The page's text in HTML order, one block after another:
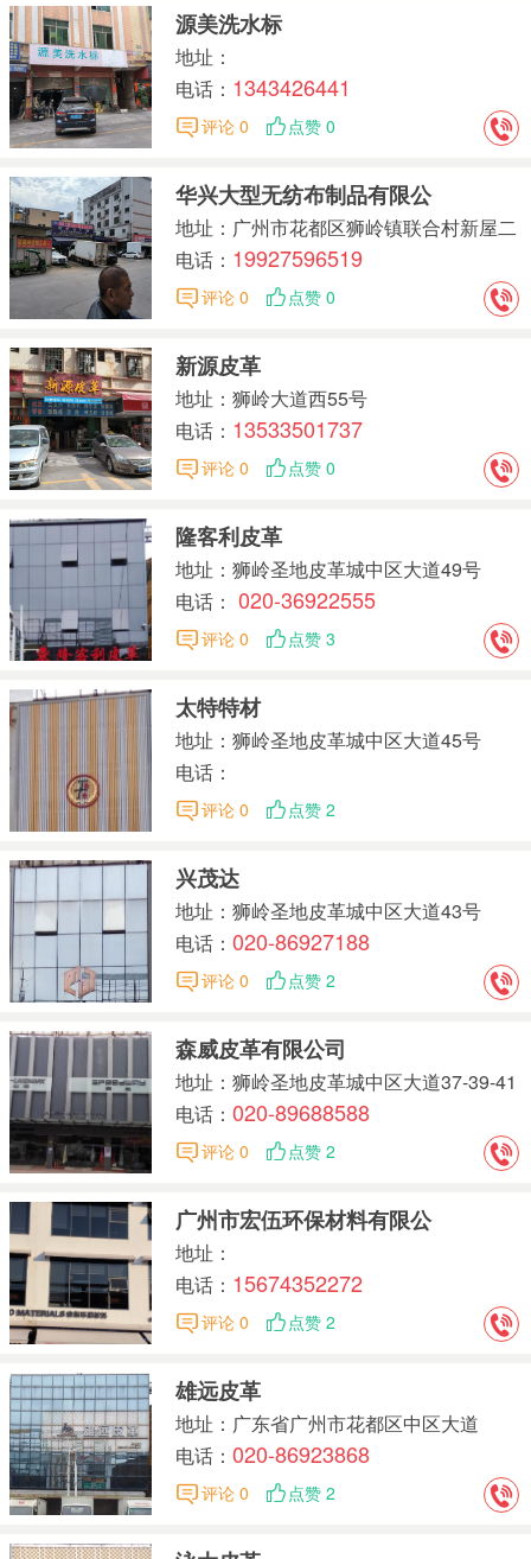
源美洗水标
地址：
电话： 1343426441
评论 0 点赞 0
华兴大型无纺布制品有限公
地址：广州市花都区狮岭镇联合村新屋二
区二号
电话： 19927596519
评论 0 点赞 0
新源皮革
地址：狮岭大道西55号
电话： 13533501737
评论 0 点赞 0
隆客利皮革
地址：狮岭圣地皮革城中区大道49号
电话： 020-36922555
评论 0 点赞 3
太特特材
地址：狮岭圣地皮革城中区大道45号
电话：
评论 0 点赞 2
兴茂达
地址：狮岭圣地皮革城中区大道43号
电话： 020-86927188
评论 0 点赞 2
森威皮革有限公司
地址：狮岭圣地皮革城中区大道37-39-41
号
电话： 020-89688588
评论 0 点赞 2
广州市宏伍环保材料有限公
地址：
电话： 15674352272
评论 0 点赞 2
雄远皮革
地址：广东省广州市花都区中区大道
46~48号
电话： 020-86923868
评论 0 点赞 2